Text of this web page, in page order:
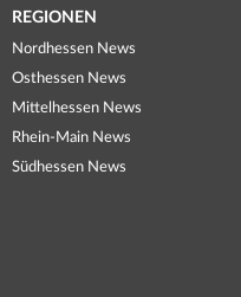
REGIONEN
Nordhessen News
Osthessen News
Mittelhessen News
Rhein-Main News
Südhessen News